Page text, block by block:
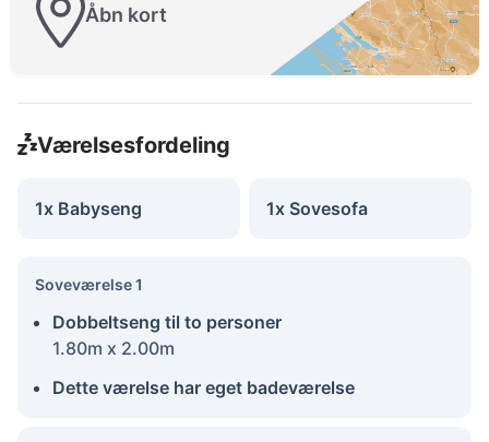
Åbn kort
Værelsesfordeling
1x Babyseng 1x Sovesofa
Soveværelse 1
Dobbeltseng til to personer
1.80m x 2.00m
Dette værelse har eget badeværelse